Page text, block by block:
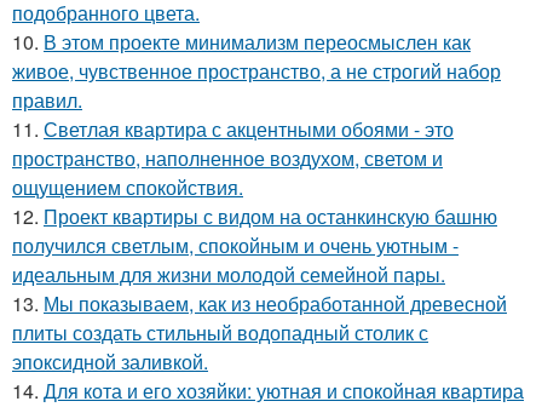
подобранного цвета.
10. В этом проекте минимализм переосмыслен как
живое, чувственное пространство, а не строгий набор
правил.
11. Светлая квартира с акцентными обоями - это
пространство, наполненное воздухом, светом и
ощущением спокойствия.
12. Проект квартиры с видом на останкинскую башню
получился светлым, спокойным и очень уютным -
идеальным для жизни молодой семейной пары.
13. Мы показываем, как из необработанной древесной
плиты создать стильный водопадный столик с
эпоксидной заливкой.
14. Для кота и его хозяйки: уютная и спокойная квартира